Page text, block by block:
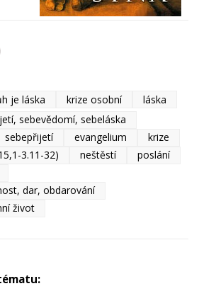
je láska krize osobní
láska
sebevědomí, sebeláska
sebepřijetí evangelium
krize
3.11-32)
neštěstí
poslání
dar, obdarování
život